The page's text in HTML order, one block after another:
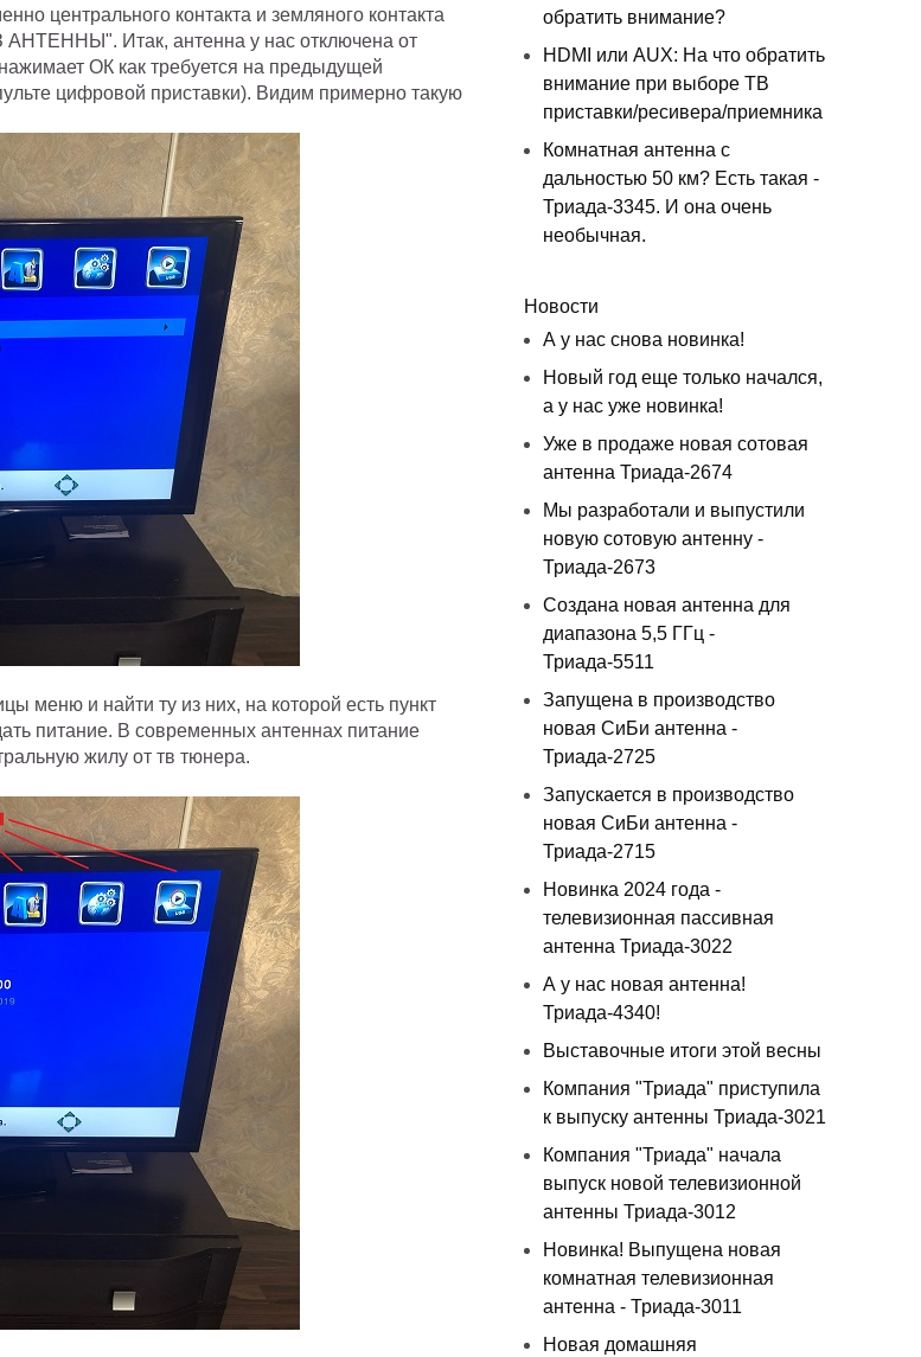
центрального контакта и земляного контакта
АНТЕННЫ". Итак, антенна у нас отключена от
ОК как требуется на предыдущей
цифровой приставки). Видим примерно такую
меню и найти ту из них, на которой есть пункт
питание. В современных антеннах питание
жилу от тв тюнера.
обратить внимание?
HDMI или AUX: На что обратить
внимание при выборе ТВ
приставки/ресивера/приемника
Комнатная антенна с
дальностью 50 км? Есть такая -
Триада-3345. И она очень
необычная.
Новости
А у нас снова новинка!
Новый год еще только начался,
а у нас уже новинка!
Уже в продаже новая сотовая
антенна Триада-2674
Мы разработали и выпустили
новую сотовую антенну -
Триада-2673
Создана новая антенна для
диапазона 5,5 ГГц -
Триада-5511
Запущена в производство
новая СиБи антенна -
Триада-2725
Запускается в производство
новая СиБи антенна -
Триада-2715
Новинка 2024 года -
телевизионная пассивная
антенна Триада-3022
А у нас новая антенна!
Триада-4340!
Выставочные итоги этой весны
Компания "Триада" приступила
к выпуску антенны Триада-3021
Компания "Триада" начала
выпуск новой телевизионной
антенны Триада-3012
Новинка! Выпущена новая
комнатная телевизионная
антенна - Триада-3011
Новая домашняя